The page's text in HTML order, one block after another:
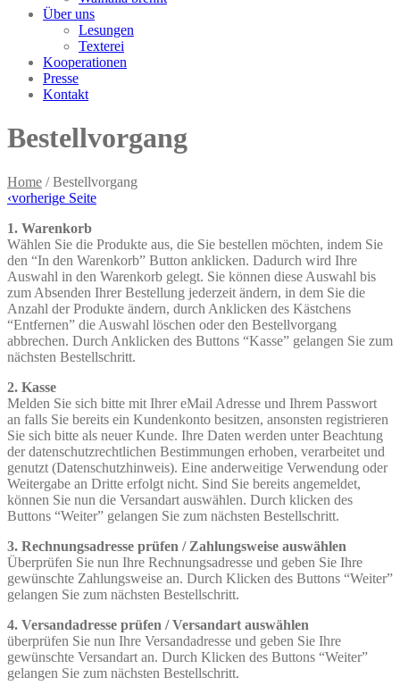
Über uns
Lesungen
Texterei
Kooperationen
Presse
Kontakt
Bestellvorgang
Home / Bestellvorgang
‹vorherige Seite
1. Warenkorb
Wählen Sie die Produkte aus, die Sie bestellen möchten, indem Sie
den “In den Warenkorb” Button anklicken. Dadurch wird Ihre
Auswahl in den Warenkorb gelegt. Sie können diese Auswahl bis
zum Absenden Ihrer Bestellung jederzeit ändern, in dem Sie die
Anzahl der Produkte ändern, durch Anklicken des Kästchens
“Entfernen” die Auswahl löschen oder den Bestellvorgang
abbrechen. Durch Anklicken des Buttons “Kasse” gelangen Sie zum
nächsten Bestellschritt.
2. Kasse
Melden Sie sich bitte mit Ihrer eMail Adresse und Ihrem Passwort
an falls Sie bereits ein Kundenkonto besitzen, ansonsten registrieren
Sie sich bitte als neuer Kunde. Ihre Daten werden unter Beachtung
der datenschutzrechtlichen Bestimmungen erhoben, verarbeitet und
genutzt (Datenschutzhinweis). Eine anderweitige Verwendung oder
Weitergabe an Dritte erfolgt nicht. Sind Sie bereits angemeldet,
können Sie nun die Versandart auswählen. Durch klicken des
Buttons “Weiter” gelangen Sie zum nächsten Bestellschritt.
3. Rechnungsadresse prüfen / Zahlungsweise auswählen
Überprüfen Sie nun Ihre Rechnungsadresse und geben Sie Ihre
gewünschte Zahlungsweise an. Durch Klicken des Buttons “Weiter”
gelangen Sie zum nächsten Bestellschritt.
4. Versandadresse prüfen / Versandart auswählen
überprüfen Sie nun Ihre Versandadresse und geben Sie Ihre
gewünschte Versandart an. Durch Klicken des Buttons “Weiter”
gelangen Sie zum nächsten Bestellschritt.